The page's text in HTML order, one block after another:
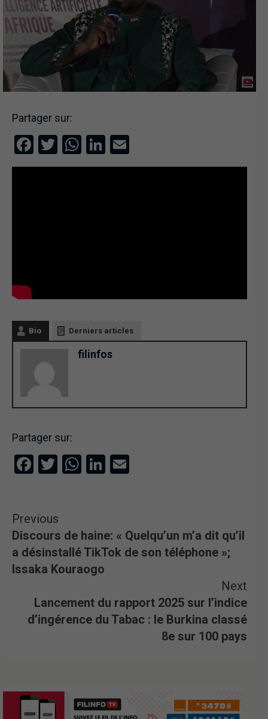
Partager sur:
Facebook
Twitter
WhatsApp
LinkedIn
Bio Derniers articles
filinfos
Partager sur:
Facebook
TwitterWhatsApp
LinkedIn
Previous
Discours de haine: « Quelqu’un m’a dit qu’il
a désinstallé TikTok de son téléphone »;
Issaka Kouraogo
Next
Lancement du rapport 2025 sur l’indice
d’ingérence du Tabac : le Burkina classé
8e sur 100 pays